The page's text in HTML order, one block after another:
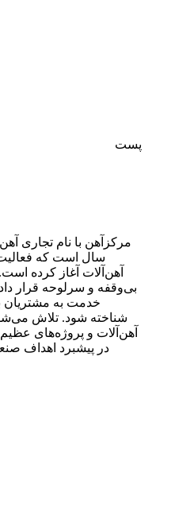
پست
سال است که
آهن‌آلات آغاز کرده
بی‌وقفه و سرلوحه قرار
خدمت به مشتریان
شناخته شود. تلاش
آهن‌آلات و پروژه‌های
در پیشبرد اهداف